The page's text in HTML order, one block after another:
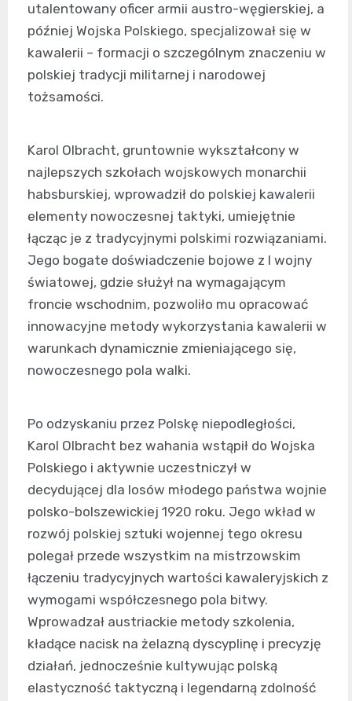
utalentowany oficer armii austro-węgierskiej, a
później Wojska Polskiego, specjalizował się w
kawalerii – formacji o szczególnym znaczeniu w
polskiej tradycji militarnej i narodowej
tożsamości.
Karol Olbracht, gruntownie wykształcony w
najlepszych szkołach wojskowych monarchii
habsburskiej, wprowadził do polskiej kawalerii
elementy nowoczesnej taktyki, umiejętnie
łącząc je z tradycyjnymi polskimi rozwiązaniami.
Jego bogate doświadczenie bojowe z I wojny
światowej, gdzie służył na wymagającym
froncie wschodnim, pozwoliło mu opracować
innowacyjne metody wykorzystania kawalerii w
warunkach dynamicznie zmieniającego się,
nowoczesnego pola walki.
Po odzyskaniu przez Polskę niepodległości,
Karol Olbracht bez wahania wstąpił do Wojska
Polskiego i aktywnie uczestniczył w
decydującej dla losów młodego państwa wojnie
polsko-bolszewickiej 1920 roku. Jego wkład w
rozwój polskiej sztuki wojennej tego okresu
polegał przede wszystkim na mistrzowskim
łączeniu tradycyjnych wartości kawaleryjskich z
wymogami współczesnego pola bitwy.
Wprowadzał austriackie metody szkolenia,
kładące nacisk na żelazną dyscyplinę i precyzję
działań, jednocześnie kultywując polską
elastyczność taktyczną i legendarną zdolność